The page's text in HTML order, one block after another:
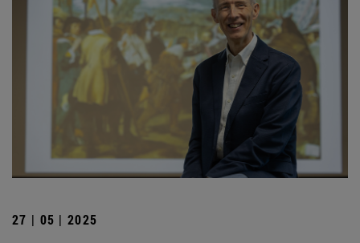
27 | 05 | 2025